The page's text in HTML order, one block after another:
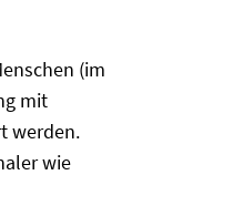
(im
mit
werden.
wie